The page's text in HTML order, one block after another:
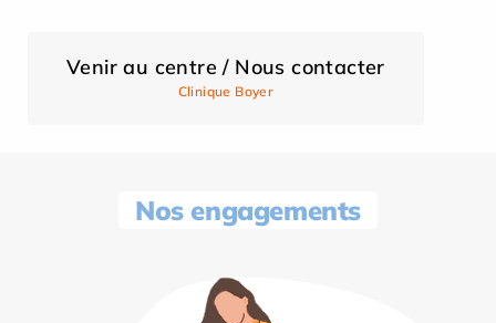
Venir au centre / Nous contacter
Clinique Boyer
Nos engagements